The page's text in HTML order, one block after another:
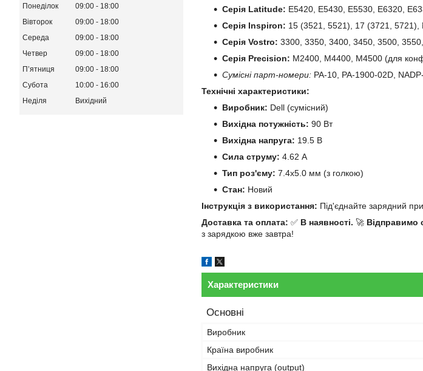
Серія Latitude: E5420, E5430, E5530, E6320,
Серія Inspiron: 15 (3521, 5521), 17 (3721, 5721),
Серія Vostro: 3300, 3350, 3400, 3450, 3500,
Серія Precision: M2400, M4400, M4500 (для
Сумісні парт-номери: PA-10, PA-1900-02D,
Технічні характеристики:
Виробник: Dell (сумісний)
Вихідна потужність: 90 Вт
Вихідна напруга: 19.5 В
Сила струму: 4.62 А
Тип роз'єму: 7.4x5.0 мм (з голкою)
Стан: Новий
Інструкція з використання: Під'єднайте зарядний
Доставка та оплата: ✅ В наявності. 🚀 Відправимо
з зарядкою вже завтра!
Характеристики
Основні
Виробник
Країна виробник
Вихідна напруга (output)
Понеділок 09:00
18:00
Вівторок
09:00
18:00
Середа
09:00
18:00
Четвер
09:00
18:00
Пʼятниця
09:00
18:00
Субота
10:00
16:00
Неділя
Вихідний